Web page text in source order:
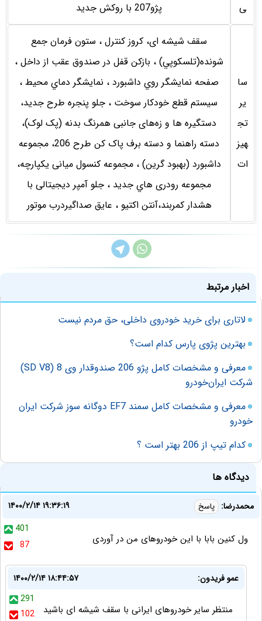
ی
پژو207 با روكش جديد
سا
یر
تج
هیز
ات
سقف شیشه ای، کروز كنترل ، ستون فرمان جمع
شونده(تلسكوپي) ، بازکن قفل در صندوق عقب از داخل ،
صفحه نمايشگر روي داشبورد ، نمايشگر دماي محيط ،
سيستم قطع خودكار سوخت ، جلو پنجره طرح جديد،
دستگیره ها و زه‌های جانبی همرنگ بدنه (پک لوک)،
دسته راهنما و دسته برف پاک کن طرح 206، مجموعه
داشبورد (بهبود گرين) ، مجموعه کنسول میانی یكپارچه،
مجموعه رودری هاي جديد ، جلو آمپر دیجیتالی با
هشدار كمربند،آنتن اكتیو ، عایق صداگیردرب موتور
اخبار مرتبط
لاتاری برای خرید خودروی داخلی، حق مردم نیست
بهترین پژوی پارس کدام است؟
معرفی و مشخصات کامل پژو 206 صندوقدار وی 8 (SD V8)
شرکت ایران‌خودرو
معرفی و مشخصات کامل سمند EF7 دوگانه سوز شرکت ایران
خودرو
کدام تیپ از 206 بهتر است ؟
دیدگاه ها
محمدرضا: پاسخ
۱۴۰۰/۲/۱۴ ۱۹:۳۶:۱۹
401
87
ول کنین بابا با این خودروهای من در آوردی
عمو فریدون:
۱۴۰۰/۲/۱۴ ۱۸:۴۴:۵۷
291
102
منتظر سایر خودروهای ایرانی با سقف شیشه ای باشید